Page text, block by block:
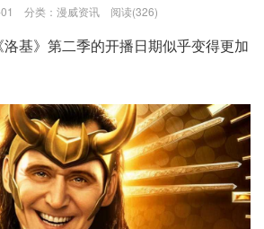
分类： 漫威资讯 阅读(326)
基》第二季的开播日期似乎变得更加